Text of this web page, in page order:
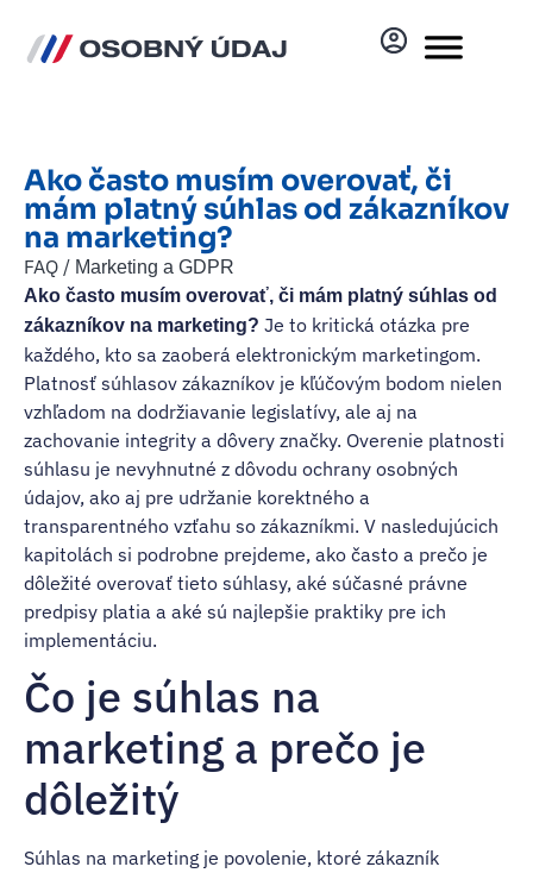
Ako často musím overovať, či
mám platný súhlas od zákazníkov
na marketing?
FAQ / Marketing a GDPR
Ako často musím overovať, či mám platný súhlas od
zákazníkov na marketing? Je to kritická otázka pre
každého, kto sa zaoberá elektronickým marketingom.
Platnosť súhlasov zákazníkov je kľúčovým bodom nielen
vzhľadom na dodržiavanie legislatívy, ale aj na
zachovanie integrity a dôvery značky. Overenie platnosti
súhlasu je nevyhnutné z dôvodu ochrany osobných
údajov, ako aj pre udržanie korektného a
transparentného vzťahu so zákazníkmi. V nasledujúcich
kapitolách si podrobne prejdeme, ako často a prečo je
dôležité overovať tieto súhlasy, aké súčasné právne
predpisy platia a aké sú najlepšie praktiky pre ich
implementáciu.
Čo je súhlas na
marketing a prečo je
dôležitý
Súhlas na marketing je povolenie, ktoré zákazník